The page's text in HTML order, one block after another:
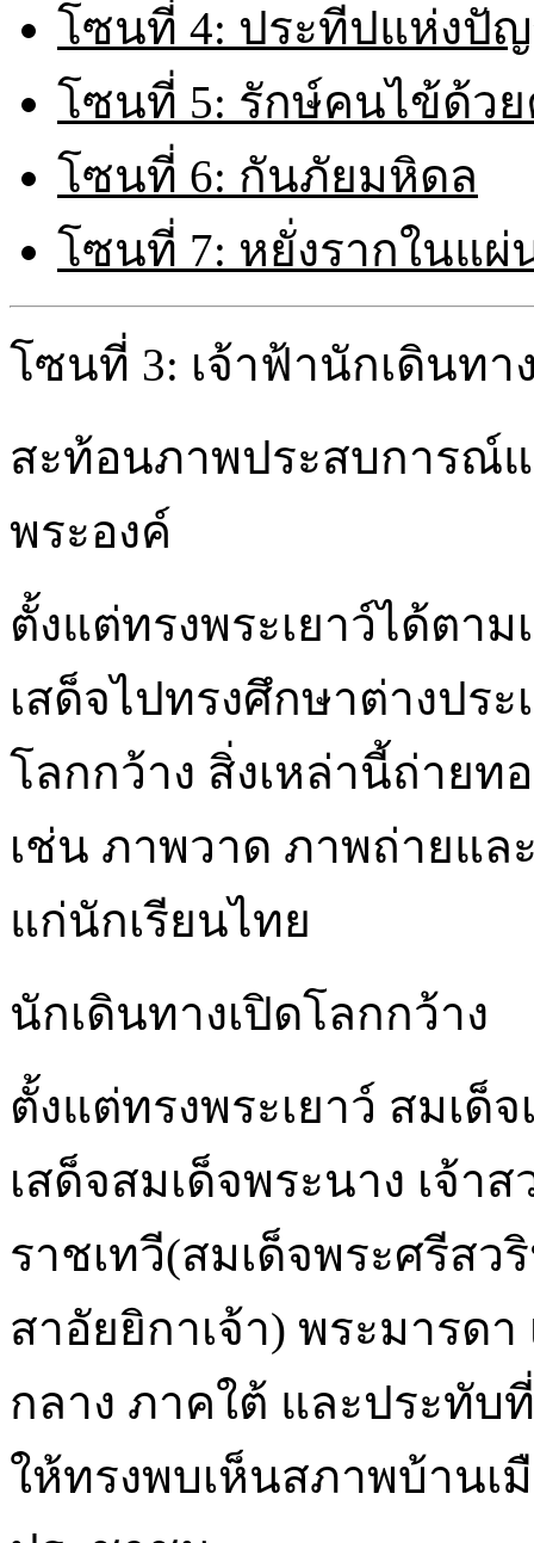
โซนที่ 4: ประทีปแห่งปั
โซนที่ 5: รักษ์คนไข้ด้ว
โซนที่ 6: กันภัยมหิดล
โซนที่ 7: หยั่งรากในแผ่
โซนที่ 3: เจ้าฟ้านักเดินทา
สะท้อนภาพประสบการณ์
พระองค์
ตั้งแต่ทรงพระเยาว์ได้ตาม
เสด็จไปทรงศึกษาต่างปร
โลกกว้าง สิ่งเหล่านี้ถ่าย
เช่น ภาพวาด ภาพถ่ายแล
แก่นักเรียนไทย
นักเดินทางเปิดโลกกว้าง
ตั้งแต่ทรงพระเยาว์ สมเด็
เสด็จสมเด็จพระนาง เจ้า
ราชเทวี(สมเด็จพระศรีส
สาอัยยิกาเจ้า) พระมารด
กลาง ภาคใต้ และประทับ
ให้ทรงพบเห็นสภาพบ้านเ